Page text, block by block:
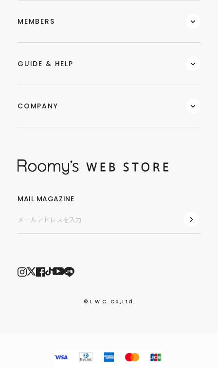
MEMBERS
GUIDE & HELP
COMPANY
MAIL MAGAZINE
© L.W.C. Co.,Ltd.